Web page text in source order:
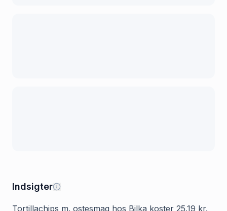
Indsigter
Tortillachips m. ostesmag hos Bilka koster 25.19 kr.